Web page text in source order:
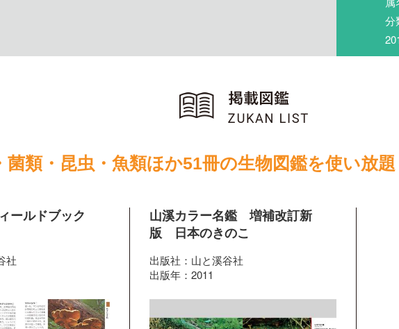
分
菌類・昆虫・魚類ほか51冊の生物図鑑を使い放題
ールドブック
社
山溪カラー名鑑 増補改訂新
版 日本のきのこ
出版社：山と溪谷社
出版年：2011